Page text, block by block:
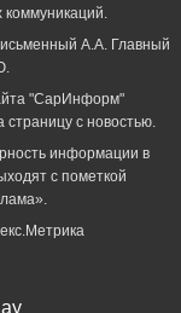
А.А. Главный
"СарИнформ"
страницу с новостью.
информации в
с пометкой